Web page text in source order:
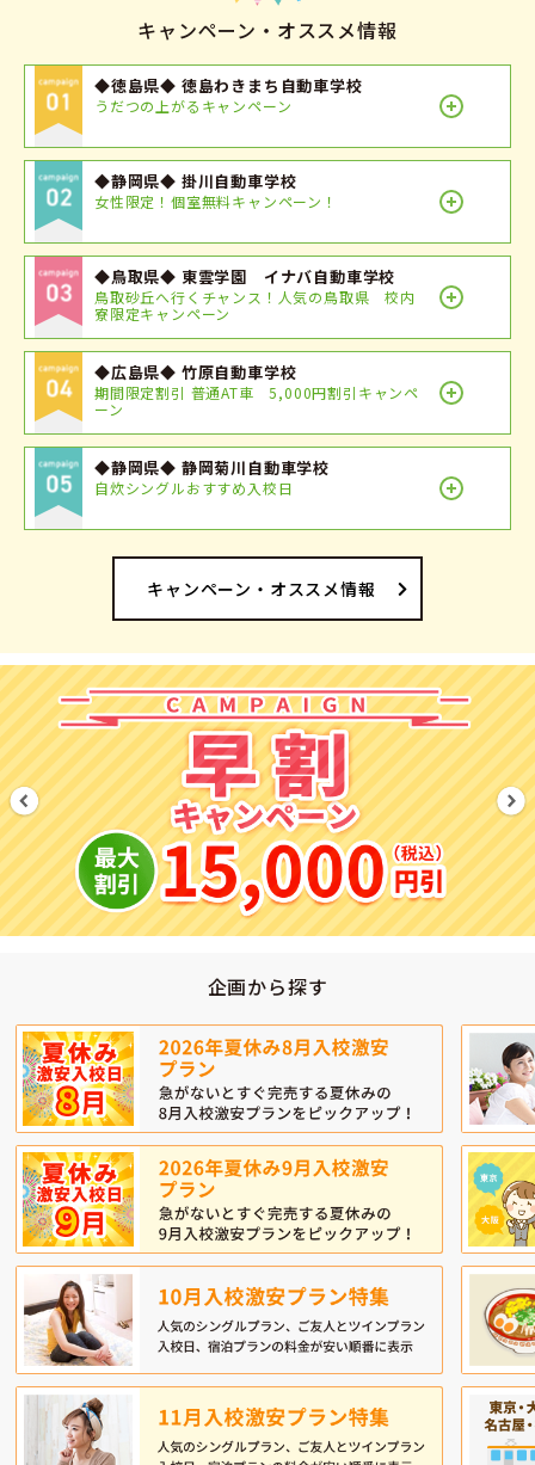
キャンペーン・オススメ情報
◆徳島県◆ 徳島わきまち自動車学校
うだつの上がるキャンペーン
◆静岡県◆ 掛川自動車学校
女性限定！個室無料キャンペーン！
◆鳥取県◆ 東雲学園 イナバ自動車学校
鳥取砂丘へ行くチャンス！人気の鳥取県 校内
寮限定キャンペーン
◆広島県◆ 竹原自動車学校
期間限定割引 普通AT車 5,000円割引キャンペ
ーン
◆静岡県◆ 静岡菊川自動車学校
自炊シングルおすすめ入校日
キャンペーン・オススメ情報
企画から探す